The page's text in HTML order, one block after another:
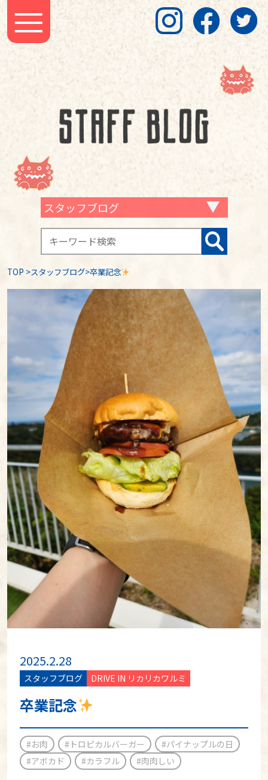
スタッフブログ
TOP >スタッフブログ>卒業記念
2025.2.28
スタッフブログ DRIVE IN リカリカワルミ
卒業記念
#お肉 #トロピカルバーガー
#パイナップルの日
#アボカド
#カラフル #肉肉しい